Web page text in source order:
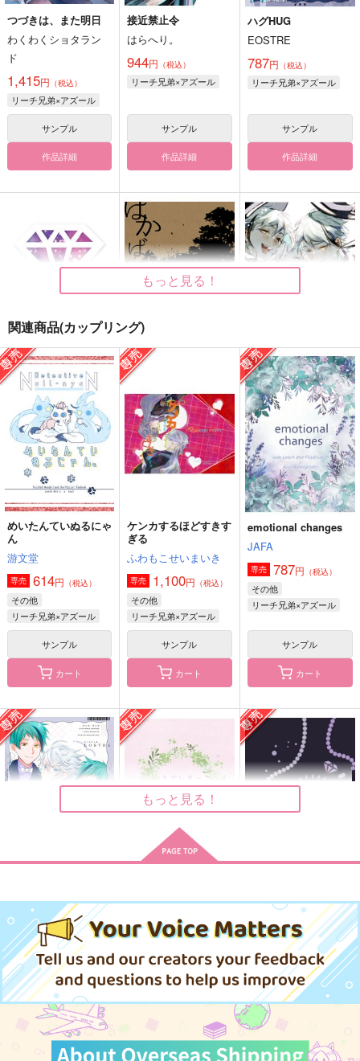
つづきは、また明日
わくわくショタラン
ド
1,415円 （税込）
リーチ兄弟×アズール
サンプル
作品詳細
接近禁止令
はらへり。
944円 （税込）
リーチ兄弟×アズール
サンプル
作品詳細
ハグHUG
EOSTRE
787円 （税込）
リーチ兄弟×アズール
サンプル
作品詳細
アズイドづくし
お化け屋敷
330円（税込）
アズール×リーチ兄弟
サンプル
作品詳細
はかばかしきしたい
扉を開けて
330円（税込）
アズール×リーチ兄弟
サンプル
Best partner
はらへり。
2,357 （税込）
リーチ兄弟×アズール
サンプル
作品詳細
アンビエント・ノイズ
仙元山
787 円（税込）
アズール×イデア
サンプル
アズイド三番勝負！
お化け屋敷
315 円（税込）
アズール×リーチ兄弟
サンプル
作品詳細
めいたんていぬるにゃ
ん
游文堂
614円（税込）
リーチ兄弟×アズール
サンプル
emotional changes
境界で嗤う
Vaultarium
もっと見る！
関連商品(カップリング)
めいたんていぬるにゃ
ん
游文堂
専売 614円 （税込）
その他
リーチ兄弟×アズール
サンプル
カート
ケンカするほどすきす
ぎる
ふわもこせいまいき
専売 1,100円 （税込）
その他
リーチ兄弟×アズール
サンプル
カート
emotional changes
JAFA
専売 787円 （税込）
その他
リーチ兄弟×アズール
サンプル
カート
EOSTRE
専売 787 （税込）
その他
リーチ兄弟×アズール
サンプル
カート
JAFA
専売 629円（税込）
リーチ兄弟×アズール
蒼茫屋
専売 787円（税込）
その他
リーチ兄弟×アズール
サンプル
もっと見る！